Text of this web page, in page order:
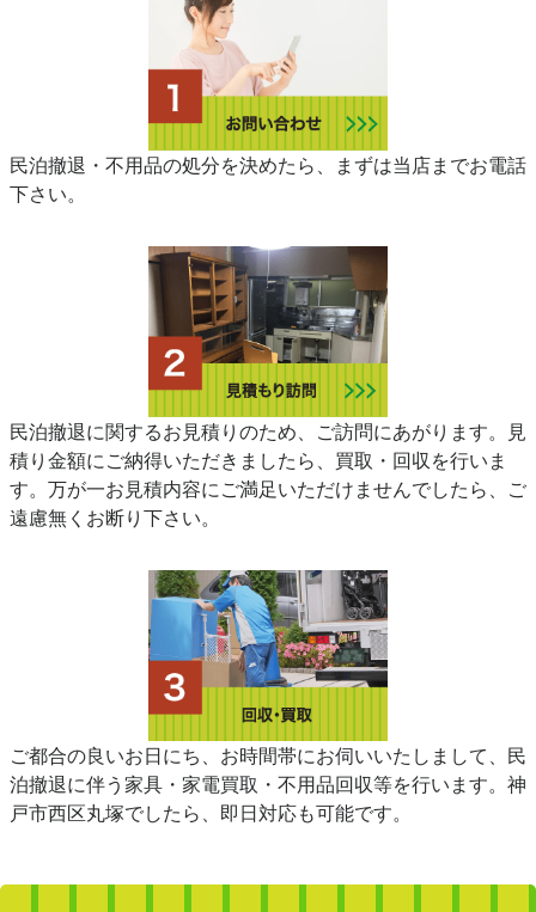
民泊撤退・不用品の処分を決めたら、まずは当店までお電話
下さい。
民泊撤退に関するお見積りのため、ご訪問にあがります。見
積り金額にご納得いただきましたら、買取・回収を行いま
す。万が一お見積内容にご満足いただけませんでしたら、ご
遠慮無くお断り下さい。
ご都合の良いお日にち、お時間帯にお伺いいたしまして、民
泊撤退に伴う家具・家電買取・不用品回収等を行います。神
戸市西区丸塚でしたら、即日対応も可能です。